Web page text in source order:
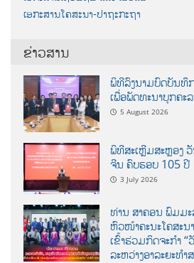
ເອກະສານໂຄສະນາ-ປາຖະກະຖາ
ຂ່າວສານ
ພິທີລົງນາມບົດບັນທຶ
ເພື່ອພັດທະນາບຸກຄ
5 August 2026
ພິທີສະເຫຼີມສະຫຼອງ
ຈີນ ຄົບຮອບ 105 ປີ
3 July 2026
ທ່ານ ສາຄອນ ພົມມະ
ຫົວໜ້າຄະນະໂຄສະ
ເຂົ້າຮ່ວມກິດຈະກຳ
ລະຫວ່າງອາລະຍະທ